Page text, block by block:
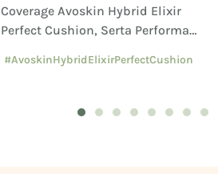
Coverage Avoskin Hybrid Elixir
Perfect Cushion, Serta Performa
#AvoskinHybridElixirPerfectCushion
#CushionAvoskin
1 2 3 4 5 6 7 8